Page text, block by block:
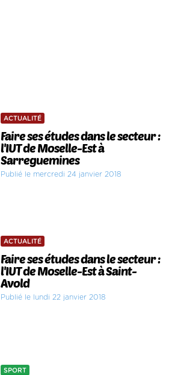
ACTUALITÉ
Faire ses études dans le secteur :
l'IUT de Moselle-Est à
Sarreguemines
Publié le mercredi 24 janvier 2018
ACTUALITÉ
Faire ses études dans le secteur :
l'IUT de Moselle-Est à Saint-
Avold
Publié le lundi 22 janvier 2018
SPORT